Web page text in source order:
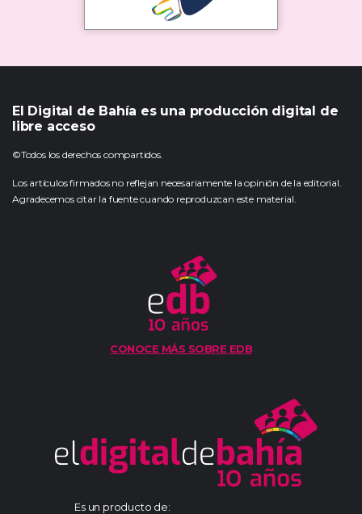
El Digital de Bahía es una producción digital de
libre acceso
©Todos los derechos compartidos.
Los artículos firmados no reflejan necesariamente la opinión de la editorial.
Agradecemos citar la fuente cuando reproduzcan este material.
CONOCE MÁS SOBRE EDB
Es un producto de: